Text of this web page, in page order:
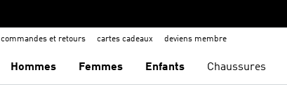
commandes et retours cartes cadeaux deviens membre
Hommes Femmes Enfants Chaussures